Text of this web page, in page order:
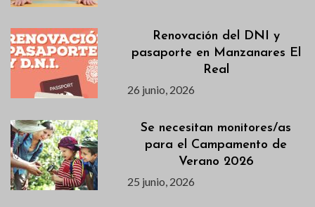
Renovación del DNI y
pasaporte en Manzanares El
Real
26 junio, 2026
Se necesitan monitores/as
para el Campamento de
Verano 2026
25 junio, 2026